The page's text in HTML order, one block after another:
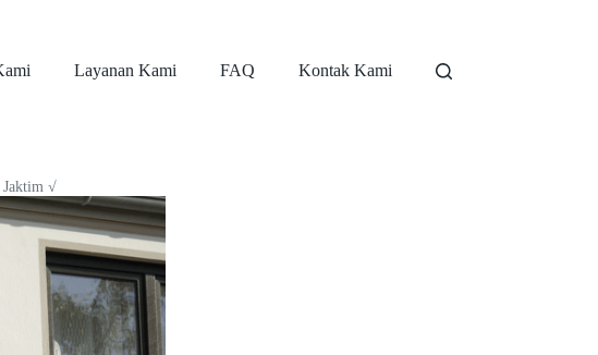
Layanan Kami FAQ Kontak Kami
√